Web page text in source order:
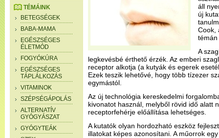
TÉMÁINK
BETEGSÉGEK
BABA-MAMA
EGÉSZSÉGES
ÉLETMÓD
FOGYÓKÚRA
EGÉSZSÉGES
TÁPLÁLKOZÁS
VITAMINOK
SZÉPSÉGÁPOLÁS
ALTERNATÍV
GYÓGYÁSZAT
GYÓGYTEÁK
áll
új
Cook,
A
legkevésbé érthető érzék. Az emberi
receptor alkotja (a kutyák és egerek
Ezek teszik lehetővé, hogy több tízezer
egymástól.
Az új technológia kereskedelmi
kivonatot használ, melyből rövid idő alatt
receptorfehérje előállítása lehetséges.
A kutatók olyan hordozható eszköz
illatokat képes azonosítani. A műorrok